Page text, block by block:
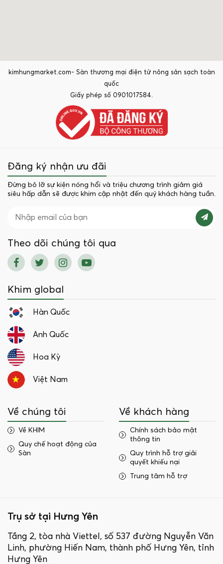
kimhungmarket.com- Sàn thương mại điện tử nông sản sạch toàn
quốc
Giấy phép số 0901017584.
Đăng ký nhận ưu đãi
Đừng bỏ lỡ sự kiện nóng hổi và triệu chương trình giảm giá
siêu hấp dẫn sẽ được khim cập nhật đến quý khách hàng tuần.
Theo dõi chúng tôi qua
Khim global
Hàn Quốc
Anh Quốc
Hoa Kỳ
Việt Nam
Về chúng tôi
Về KHIM
Quy chế hoạt động của
Sàn
Về khách hàng
Chính sách bảo mật
thông tin
Quy trình hỗ trợ giải
quyết khiếu nại
Trung tâm hỗ trợ
Trụ sở tại Hưng Yên
Tầng 2, tòa nhà Viettel, số 537 đường Nguyễn Văn
Linh, phường Hiến Nam, thành phố Hưng Yên, tỉnh
Hưng Yên